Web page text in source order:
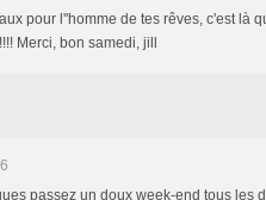
pour l''homme de tes rêves, c'est là
Merci, bon samedi, jill
passez un doux week-end tous les